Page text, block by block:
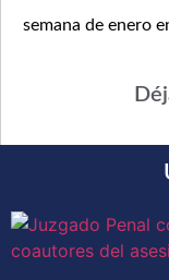
semana de enero